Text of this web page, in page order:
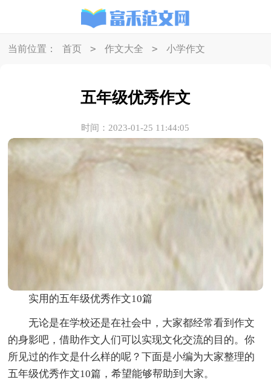
当前位置： 首页 > 作文大全 > 小学作文
五年级优秀作文
时间：2023-01-25 11:44:05
实用的五年级优秀作文10篇
无论是在学校还是在社会中，大家都经常看到作文
的身影吧，借助作文人们可以实现文化交流的目的。你
所见过的作文是什么样的呢？下面是小编为大家整理的
五年级优秀作文10篇，希望能够帮助到大家。